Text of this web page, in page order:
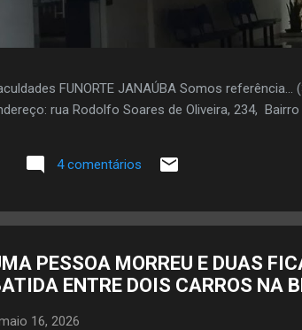
FUNORTE JANAÚBA Somos
rua Rodolfo Soares de Oliveira, 234,
4 comentários
PESSOA MORREU E DUAS
ENTRE DOIS CARROS NA
16, 2026